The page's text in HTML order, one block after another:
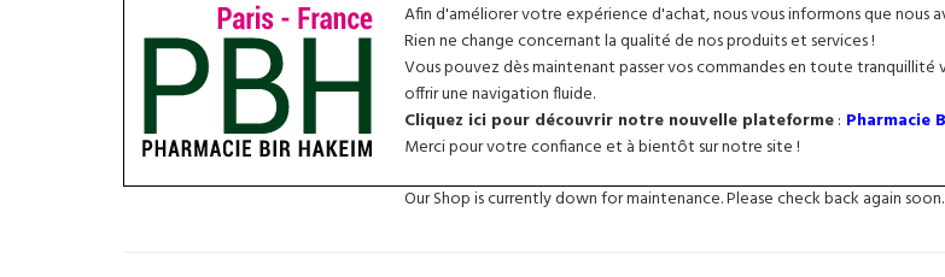
Afin d'améliorer votre expérience d'achat, nous vous informons que nous
Rien ne change concernant la qualité de nos produits et services !
Vous pouvez dès maintenant passer vos commandes en toute
offrir une navigation fluide.
Cliquez ici pour découvrir notre nouvelle plateforme: Pharmacie
Merci pour votre confiance et à bientôt sur notre site !
Our Shop is currently down for maintenance. Please check back again soon.